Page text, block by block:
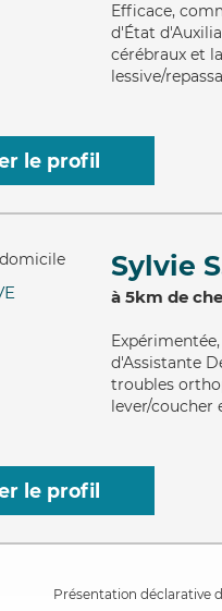
Efficace,
d'État
cérébraux et
lessive/
le profil
Sylvie
à 5km de
Expérimentée
d'Assistante
troubles
lever/coucher
le profil
Présentation déclarative